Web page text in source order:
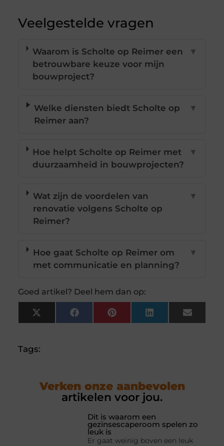
Veelgestelde vragen
Waarom is Scholte op Reimer een
betrouwbare keuze voor mijn
bouwproject?
▼
Welke diensten biedt Scholte op
Reimer aan?
▼
Hoe helpt Scholte op Reimer met
duurzaamheid in bouwprojecten?
▼
Wat zijn de voordelen van
renovatie volgens Scholte op
Reimer?
▼
Hoe gaat Scholte op Reimer om
met communicatie en planning?
▼
Goed artikel? Deel hem dan op:
X
(Twitter)
FacebookPinterestLinkedInEmail
Tags:
Verken onze aanbevolen
artikelen voor jou.
Dit is waarom een
gezinsescaperoom spelen zo
leuk is
Er gaat weinig boven een leuk